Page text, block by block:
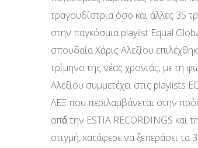
τραγουδίστρια όσο και άλλες 35
στην παγκόσμια playlist Equal
σπουδαία Χάρις Αλεξίου
τρίμηνο της νέας χρονιάς, με τη
Αλεξίου συμμετέχει στις playlists
ΛΕΞ που περιλαμβάνεται στην
από́ την ESTIA RECORDINGS
στιγμή, κατάφερε να ξεπεράσει τα